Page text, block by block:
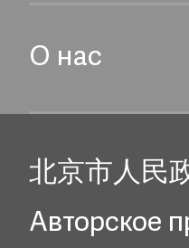
О нас
北京市人民
Авторское